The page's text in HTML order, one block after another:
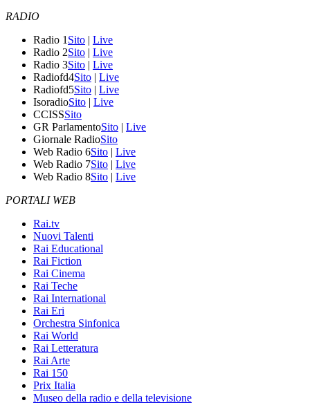
RADIO
Radio 1 Sito | Live
Radio 2Sito | Live
Radio 3Sito | Live
Radiofd4Sito | Live
Radiofd5Sito | Live
IsoradioSito | Live
CCISSSito
GR ParlamentoSito | Live
Giornale RadioSito
Web Radio 6Sito | Live
Web Radio 7Sito | Live
Web Radio 8Sito | Live
PORTALI WEB
Rai.tv
Nuovi Talenti
Rai Educational
Rai Fiction
Rai Cinema
Rai Teche
Rai International
Rai Eri
Orchestra Sinfonica
Rai World
Rai Letteratura
Rai Arte
Rai 150
Prix Italia
Museo della radio e della televisione